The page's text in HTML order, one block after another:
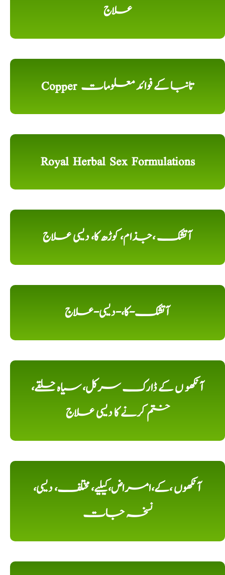
علاج
Copper تانبا کے فوائد معلومات
Royal Herbal Sex Formulations
آتشک ،جذام، کوڑھ کا، دیسی علاج
آتشک-کا،-دیسی-علاج
آنکھو ں کے ڈارک سرکل، سیاہ حلقے،
ختم کرنے کا دیسی علاج
آنکھوں ،کے،امراض،کیلیے، مختلف، دیسی،
نسخہ جات